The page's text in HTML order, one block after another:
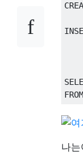
FROM
나